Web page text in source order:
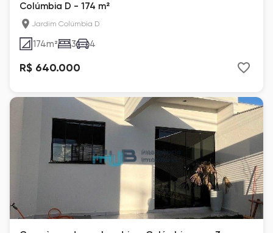
Colúmbia D - 174 m²
Jardim Colúmbia D
174m² 3 4
R$ 640.000